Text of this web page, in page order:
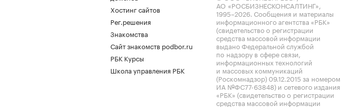
Хостинг сайтов
Рег.решения
Знакомства
Сайт знакомств podbor.ru
РБК Курсы
Школа управления РБК
АО «РОСБИЗНЕСКОНСАЛТИНГ»,
1995–2026. Сообщения и материалы
информационного агентства «РБК»
(свидетельство о регистрации
средства массовой информации
выдано Федеральной службой
по надзору в сфере связи,
информационных технологий
и массовых коммуникаций
(Роскомнадзор) 09.12.2015 за номером
ИА №ФС77-63848) и сетевого издания
«РБК» (свидетельство о регистрации
средства массовой информации